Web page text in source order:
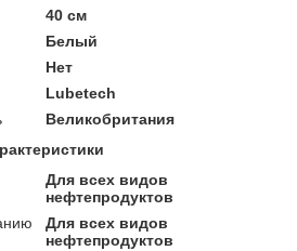
40 см
Белый
Нет
Lubetech
Великобритания
Для всех видов
нефтепродуктов
Для всех видов
нефтепродуктов